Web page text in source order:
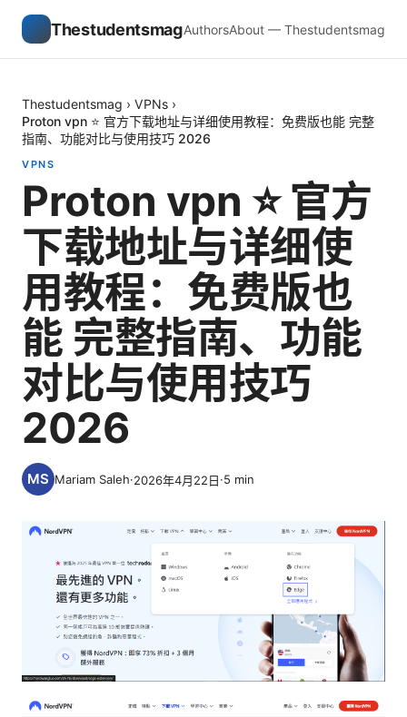
ThestudentsmagAuthorsAbout — Thestudentsmag
Thestudentsmag › VPNs ›
Proton vpn ⭐ 官方下载地址与详细使用教程：免费版也能 完整
指南、功能对比与使用技巧 2026
VPNS
Proton vpn ⭐ 官方
下载地址与详细使
用教程：免费版也
能 完整指南、功能
对比与使用技巧
2026
Mariam Saleh·2026年4月22日·5 min